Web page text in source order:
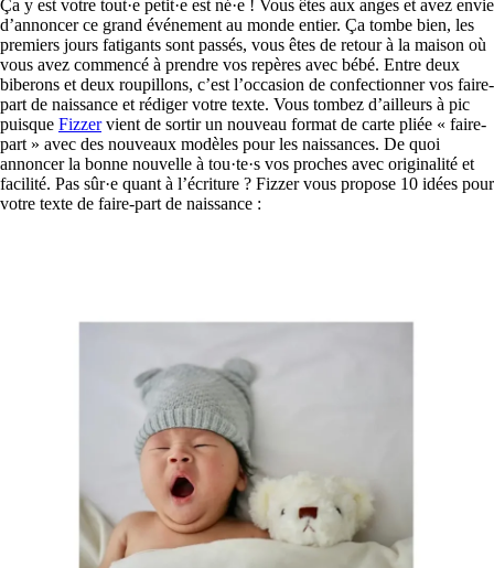
Ça y est votre tout·e petit·e est né·e ! Vous êtes aux anges et avez envie
d’annoncer ce grand événement au monde entier. Ça tombe bien, les
premiers jours fatigants sont passés, vous êtes de retour à la maison où
vous avez commencé à prendre vos repères avec bébé. Entre deux
biberons et deux roupillons, c’est l’occasion de confectionner vos faire-
part de naissance et rédiger votre texte. Vous tombez d’ailleurs à pic
puisque Fizzervient de sortir un nouveau format de carte pliée « faire-
part » avec des nouveaux modèles pour les naissances. De quoi
annoncer la bonne nouvelle à tou·te·s vos proches avec originalité et
facilité. Pas sûr·e quant à l’écriture ? Fizzer vous propose 10 idées pour
votre texte de faire-part de naissance :